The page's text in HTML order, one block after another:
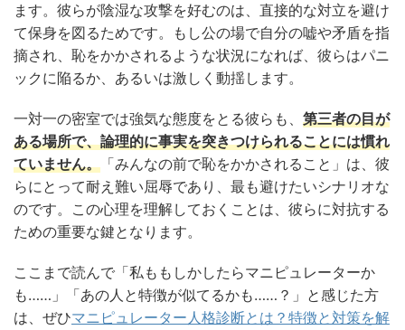
ます。彼らが陰湿な攻撃を好むのは、直接的な対立を避け
て保身を図るためです。もし公の場で自分の嘘や矛盾を指
摘され、恥をかかされるような状況になれば、彼らはパニ
ックに陥るか、あるいは激しく動揺します。
一対一の密室では強気な態度をとる彼らも、 第三者の目が
ある場所で、論理的に事実を突きつけられることには慣れ
ていません。 「みんなの前で恥をかかされること」は、彼
らにとって耐え難い屈辱であり、最も避けたいシナリオな
のです。この心理を理解しておくことは、彼らに対抗する
ための重要な鍵となります。
ここまで読んで「私ももしかしたらマニピュレーターか
も……」「あの人と特徴が似てるかも……？」と感じた方
は、ぜひマニピュレーター人格診断とは？特徴と対策を解